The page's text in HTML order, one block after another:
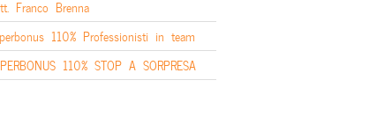
Franco Brenna
110% Professionisti in team
110% STOP A SORPRESA